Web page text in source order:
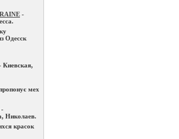
-
Одесск
Киевская,
мех
-
Николаев.
красок